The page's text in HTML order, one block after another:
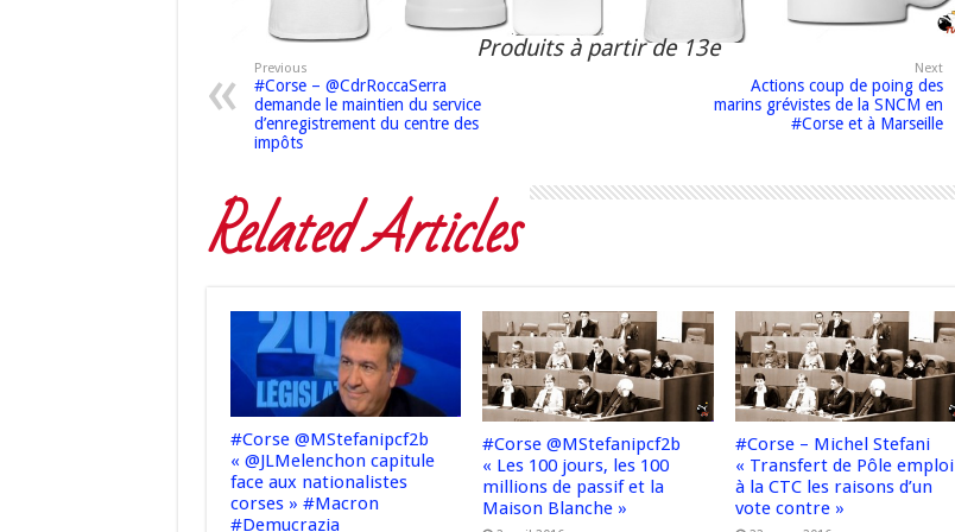
Produits à partir de 13e
Previous
#Corse – @CdrRoccaSerra
demande le maintien du service
d’enregistrement du centre des
impôts
Next
Actions coup de poing des
marins grévistes de la SNCM en
#Corse et à Marseille
Related Articles
#Corse @MStefanipcf2b
« @JLMelenchon capitule
face aux nationalistes
corses » #Macron
#Demucrazia
#Corse @MStefanipcf2b
« Les 100 jours, les 100
millions de passif et la
Maison Blanche »
#Corse – Michel Stefani
« Transfert de Pôle emploi
à la CTC les raisons d’un
vote contre »